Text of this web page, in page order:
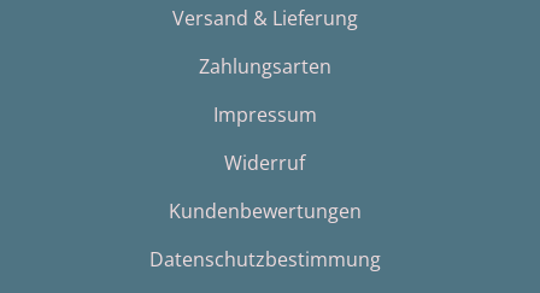
Versand & Lieferung
Zahlungsarten
Impressum
Widerruf
Kundenbewertungen
Datenschutzbestimmung